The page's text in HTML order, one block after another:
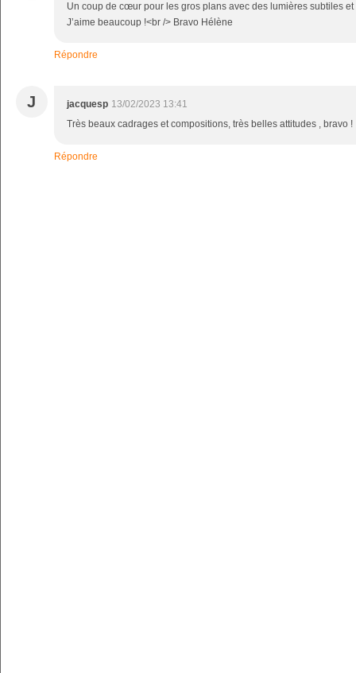
Un coup de cœur pour les gros plans avec des lumières subtiles
J’aime beaucoup !<br /> Bravo Hélène
Répondre
J jacquesp 13/02/2023 13:41
Très beaux cadrages et compositions, très belles attitudes , bravo !
Répondre